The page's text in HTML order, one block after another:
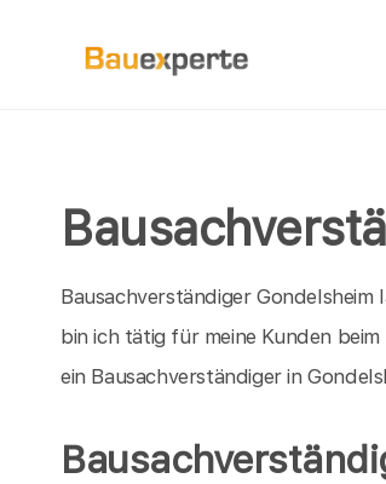
Bausachverständiger Gondelsheim
bin ich tätig für meine Kunden
ein Bausachverständiger in